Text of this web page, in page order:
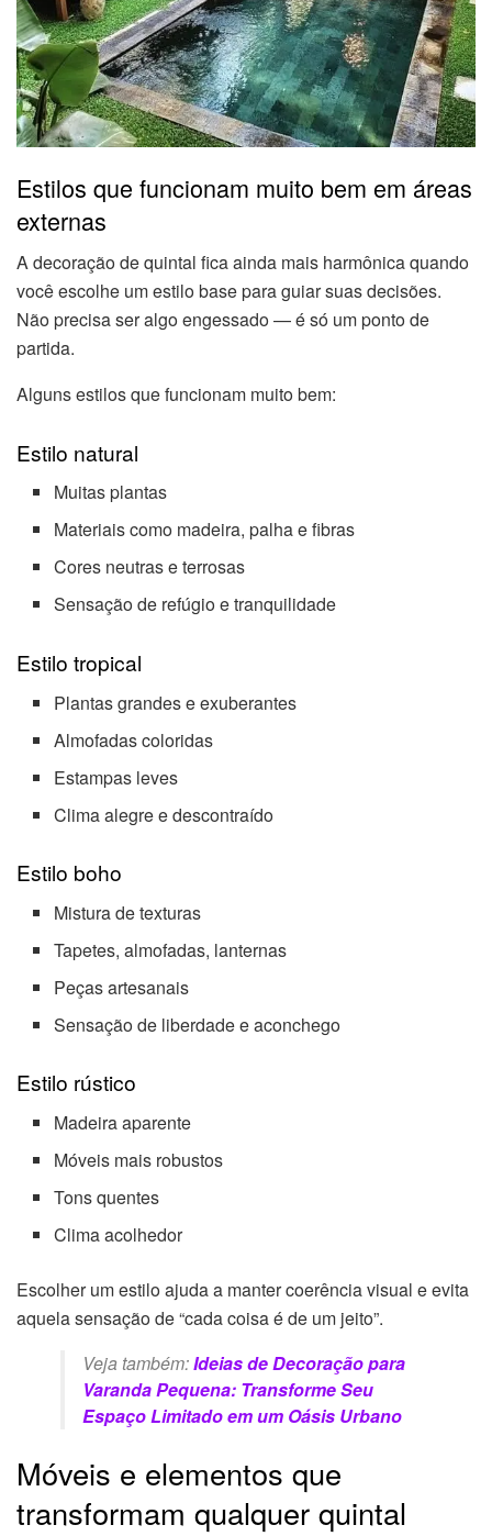
Estilos que funcionam muito bem em áreas
externas
A decoração de quintal fica ainda mais harmônica quando
você escolhe um estilo base para guiar suas decisões.
Não precisa ser algo engessado — é só um ponto de
partida.
Alguns estilos que funcionam muito bem:
Estilo natural
Muitas plantas
Materiais como madeira, palha e fibras
Cores neutras e terrosas
Sensação de refúgio e tranquilidade
Estilo tropical
Plantas grandes e exuberantes
Almofadas coloridas
Estampas leves
Clima alegre e descontraído
Estilo boho
Mistura de texturas
Tapetes, almofadas, lanternas
Peças artesanais
Sensação de liberdade e aconchego
Estilo rústico
Madeira aparente
Móveis mais robustos
Tons quentes
Clima acolhedor
Escolher um estilo ajuda a manter coerência visual e evita
aquela sensação de “cada coisa é de um jeito”.
Veja também:Ideias de Decoração para
Varanda Pequena: Transforme Seu
Espaço Limitado em um Oásis Urbano
Móveis e elementos que
transformam qualquer quintal